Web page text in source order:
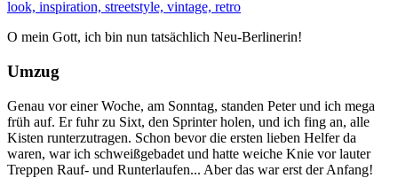
O mein Gott, ich bin nun tatsächlich Neu-Berlinerin!
Umzug
Genau vor einer Woche, am Sonntag, standen Peter und ich mega
früh auf. Er fuhr zu Sixt, den Sprinter holen, und ich fing an, alle
Kisten runterzutragen. Schon bevor die ersten lieben Helfer da
waren, war ich schweißgebadet und hatte weiche Knie vor lauter
Treppen Rauf- und Runterlaufen... Aber das war erst der Anfang!